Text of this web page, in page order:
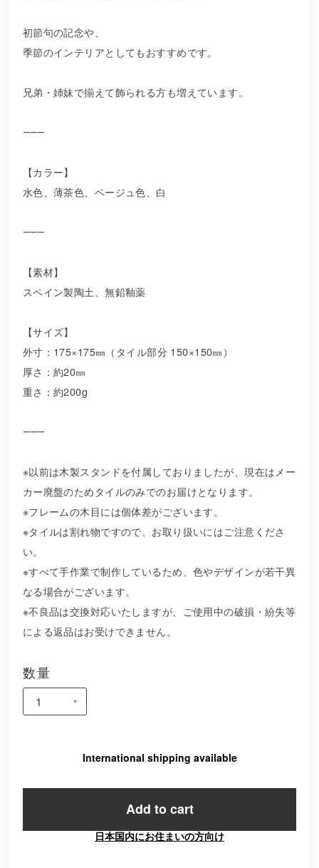
初節句の記念や、
季節のインテリアとしてもおすすめです。
兄弟・姉妹で揃えて飾られる方も増えています。
⸻
【カラー】
水色、薄茶色、ベージュ色、白
⸻
【素材】
スペイン製陶土、無鉛釉薬
【サイズ】
外寸：175×175㎜（タイル部分 150×150㎜）
厚さ：約20㎜
重さ：約200g
⸻
※以前は木製スタンドを付属しておりましたが、現在はメー
カー廃盤のためタイルのみでのお届けとなります。
※フレームの木目には個体差がございます。
※タイルは割れ物ですので、お取り扱いにはご注意くださ
い。
※すべて手作業で制作しているため、色やデザインが若干異
なる場合がございます。
※不良品は交換対応いたしますが、ご使用中の破損・紛失等
による返品はお受けできません。
数量
International shipping available
Add to cart
日本国内にお住まいの方向け